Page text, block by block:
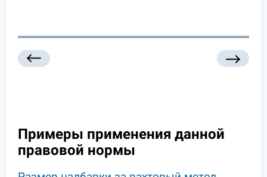
Примеры применения данной
правовой нормы